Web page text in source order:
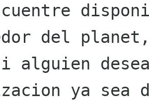
del
alguien
ya sea